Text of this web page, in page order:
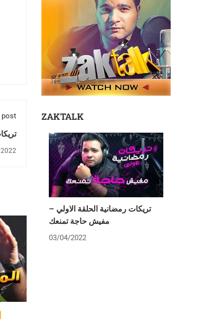
post ZAKTALK
تريكات رمضانية الحلقة الاولي –
مفيش حاجة تمنعك
03/04/2022